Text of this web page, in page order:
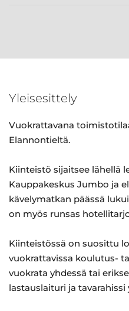
Yleisesittely
Vuokrattavana
Elannontieltä.
Kiinteistö sijaitsee lähellä
Kauppakeskus Jumbo ja
kävelymatkan päässä
on myös runsas
Kiinteistössä on suosittu
vuokrattavissa koulutus-
vuokrata yhdessä tai
lastauslaituri ja